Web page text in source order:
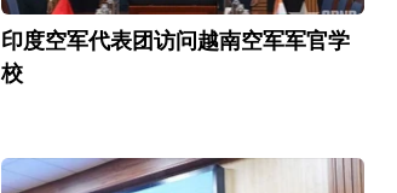
印度空军代表团访问越南空军军官学
校